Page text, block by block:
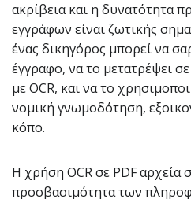
ακρίβεια και η δυνατότητα
εγγράφων είναι ζωτικής
ένας δικηγόρος μπορεί να
έγγραφο, να το μετατρέψει
με OCR, και να το
νομική γνωμοδότηση,
κόπο.
Η χρήση OCR σε PDF αρχεία
προσβασιμότητα των